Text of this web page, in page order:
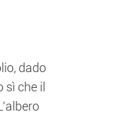
dado
che il